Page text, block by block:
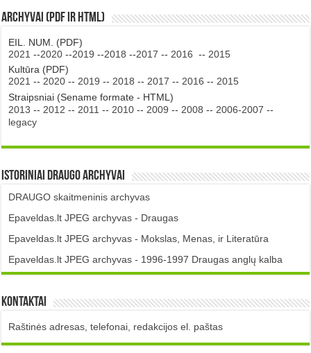
Archyvai (PDF ir HTML)
EIL. NUM. (PDF)
2021 --2020 --2019 --2018 --2017 -- 2016 -- 2015
Kultūra (PDF)
2021 -- 2020 -- 2019 -- 2018 -- 2017 -- 2016 -- 2015
Straipsniai (Sename formate - HTML)
2013 -- 2012 -- 2011 -- 2010 -- 2009 -- 2008 -- 2006-2007 --
legacy
Istoriniai DRAUGO Archyvai
DRAUGO skaitmeninis archyvas
Epaveldas.lt JPEG archyvas - Draugas
Epaveldas.lt JPEG archyvas - Mokslas, Menas, ir Literatūra
Epaveldas.lt JPEG archyvas - 1996-1997 Draugas anglų kalba
Kontaktai
Raštinės adresas, telefonai, redakcijos el. paštas